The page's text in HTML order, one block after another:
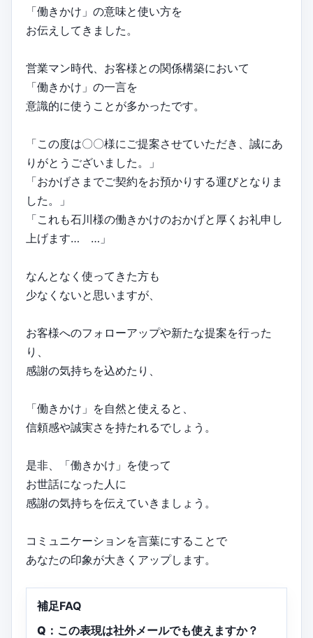
「働きかけ」の意味と使い方を
お伝えしてきました。
営業マン時代、お客様との関係構築において
「働きかけ」の一言を
意識的に使うことが多かったです。
「この度は〇〇様にご提案させていただき、誠にあ
りがとうございました。」
「おかげさまでご契約をお預かりする運びとなりま
した。」
「これも石川様の働きかけのおかげと厚くお礼申し
上げます… …」
なんとなく使ってきた方も
少なくないと思いますが、
お客様へのフォローアップや新たな提案を行った
り、
感謝の気持ちを込めたり、
「働きかけ」を自然と使えると、
信頼感や誠実さを持たれるでしょう。
是非、「働きかけ」を使って
お世話になった人に
感謝の気持ちを伝えていきましょう。
コミュニケーションを言葉にすることで
あなたの印象が大きくアップします。
補足FAQ
Q：この表現は社外メールでも使えますか？